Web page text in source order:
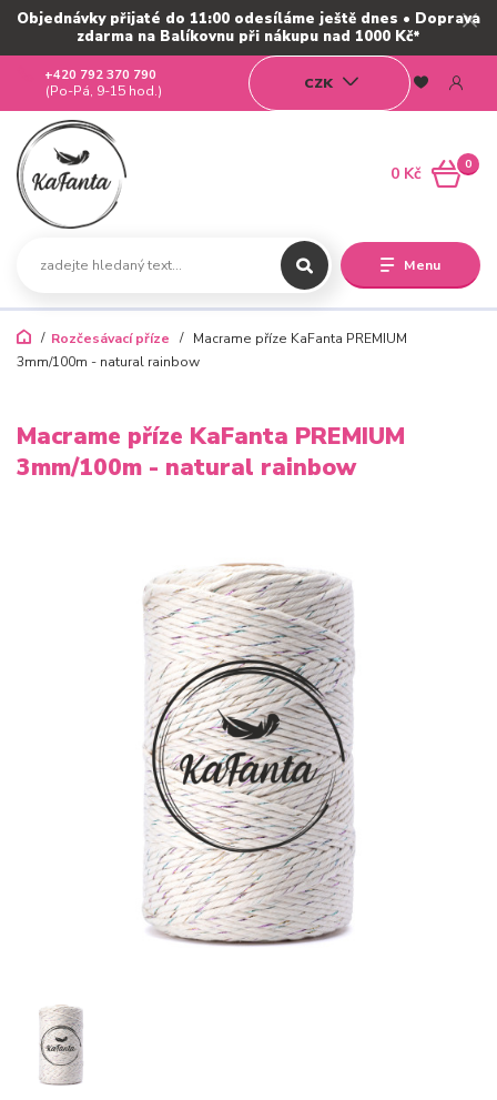
Objednávky přijaté do 11:00 odesíláme ještě dnes • Doprava
zdarma na Balíkovnu při nákupu nad 1000 Kč*
Menu
CZK
+420 792 370 790
(Po-Pá, 9-15 hod.)
0
0 Kč
Rozčesávací příze
Macrame příze KaFanta PREMIUM
3mm/100m - natural rainbow
Macrame příze KaFanta PREMIUM
3mm/100m - natural rainbow